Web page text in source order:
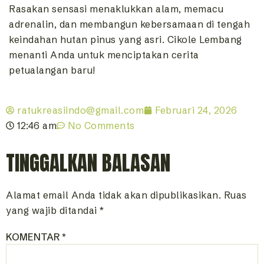
Rasakan sensasi menaklukkan alam, memacu
adrenalin, dan membangun kebersamaan di tengah
keindahan hutan pinus yang asri. Cikole Lembang
menanti Anda untuk menciptakan cerita
petualangan baru!
ratukreasiindo@gmail.com
Februari 24, 2026
12:46 am
No Comments
TINGGALKAN BALASAN
Alamat email Anda tidak akan dipublikasikan. Ruas
yang wajib ditandai *
KOMENTAR*